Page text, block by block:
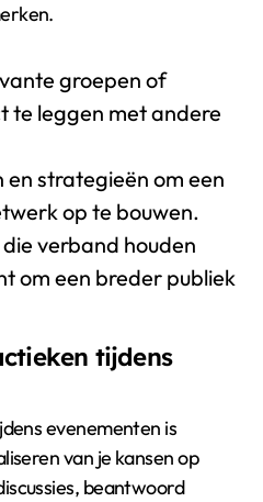
groepen of
te leggen met andere
en strategieën om een
op te bouwen.
verband houden
om een breder publiek
tijdens
evenementen is
van je kansen op
beantwoord